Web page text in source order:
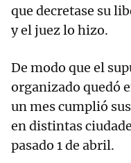
que decretase su
y el juez lo hizo.
De modo que el
organizado quedó
un mes cumplió
en distintas
pasado 1 de abril.